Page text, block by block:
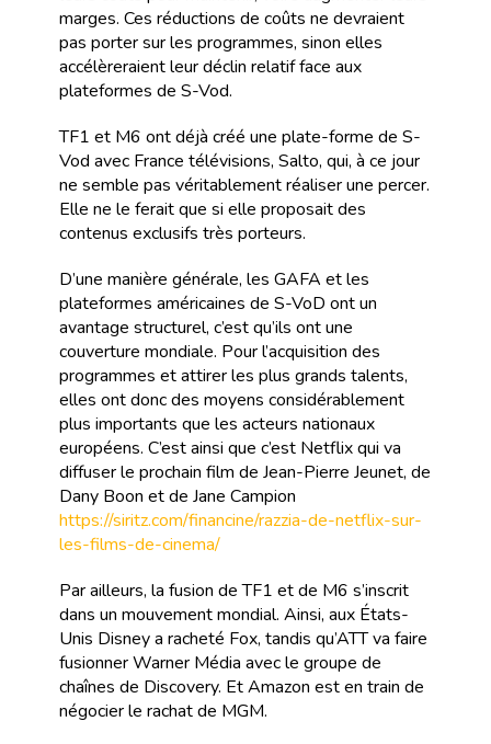
marges. Ces réductions de coûts ne devraient
pas porter sur les programmes, sinon elles
accélèreraient leur déclin relatif face aux
plateformes de S-Vod.
TF1 et M6 ont déjà créé une plate-forme de S-
Vod avec France télévisions, Salto, qui, à ce jour
ne semble pas véritablement réaliser une percer.
Elle ne le ferait que si elle proposait des
contenus exclusifs très porteurs.
D’une manière générale, les GAFA et les
plateformes américaines de S-VoD ont un
avantage structurel, c’est qu’ils ont une
couverture mondiale. Pour l’acquisition des
programmes et attirer les plus grands talents,
elles ont donc des moyens considérablement
plus importants que les acteurs nationaux
européens. C’est ainsi que c’est Netflix qui va
diffuser le prochain film de Jean-Pierre Jeunet, de
Dany Boon et de Jane Campion
https://siritz.com/financine/razzia-de-netflix-sur-
les-films-de-cinema/
Par ailleurs, la fusion de TF1 et de M6 s’inscrit
dans un mouvement mondial. Ainsi, aux États-
Unis Disney a racheté Fox, tandis qu’ATT va faire
fusionner Warner Média avec le groupe de
chaînes de Discovery. Et Amazon est en train de
négocier le rachat de MGM.